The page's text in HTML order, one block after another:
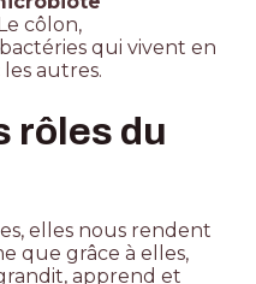
côlon,
qui vivent en
autres.
rôles du
elles nous rendent
que grâce à elles,
apprend et